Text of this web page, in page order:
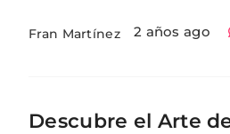
Fran Martínez 2 años ago
Descubre el Arte